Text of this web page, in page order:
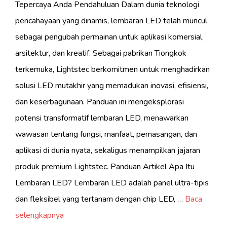
Tepercaya Anda Pendahuluan Dalam dunia teknologi
pencahayaan yang dinamis, lembaran LED telah muncul
sebagai pengubah permainan untuk aplikasi komersial,
arsitektur, dan kreatif. Sebagai pabrikan Tiongkok
terkemuka, Lightstec berkomitmen untuk menghadirkan
solusi LED mutakhir yang memadukan inovasi, efisiensi,
dan keserbagunaan. Panduan ini mengeksplorasi
potensi transformatif lembaran LED, menawarkan
wawasan tentang fungsi, manfaat, pemasangan, dan
aplikasi di dunia nyata, sekaligus menampilkan jajaran
produk premium Lightstec. Panduan Artikel Apa Itu
Lembaran LED? Lembaran LED adalah panel ultra-tipis
dan fleksibel yang tertanam dengan chip LED, … Baca
selengkapnya